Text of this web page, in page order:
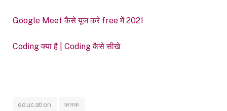
Google Meet कैसे यूज करे free में 2021
Coding क्या है | Coding कैसे सीखे
education कारक